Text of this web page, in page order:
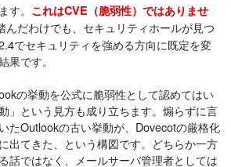
。 これはCVE（脆弱性）ではありませ
んだわけでも、セキュリティホールが見つ
でセキュリティを強める方向に既定を変
果です。
の挙動を公式に脆弱性として認めてはい
」という見方も成り立ちます。煽らずに言
たOutlookの古い挙動が、Dovecotの厳格化
出てきた、という構図です。どちらか一方
話ではなく、メールサーバ管理者としては